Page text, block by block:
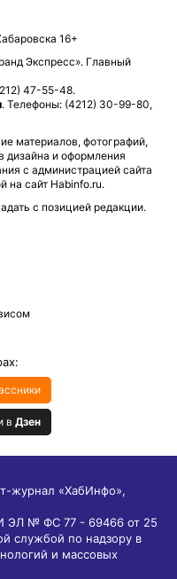
16+
Экспресс». Главный
47-55-48.
. Телефоны: (4212) 30-99-80,
материалов, фотографий,
дизайна и оформления
с администрацией сайта
на сайт Habinfo.ru.
с позицией редакции.
в Дзен
журнал «ХабИнфо»,
ЭЛ № ФС 77 - 69466 от 25
службой по надзору в
и массовых